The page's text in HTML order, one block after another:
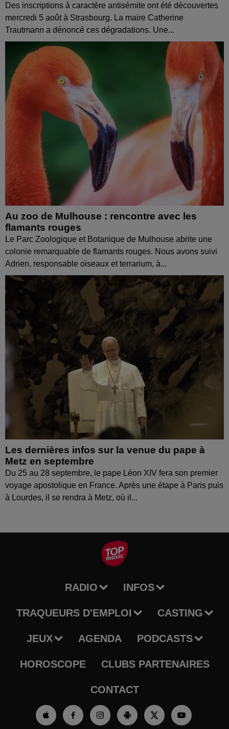
Des inscriptions à caractère antisémite ont été découvertes
mercredi 5 août à Strasbourg. La maire Catherine
Trautmann a dénoncé ces dégradations. Une...
Au zoo de Mulhouse : rencontre avec les
flamants rouges
Le Parc Zoologique et Botanique de Mulhouse abrite une
colonie remarquable de flamants rouges. Nous avons suivi
Adrien, responsable oiseaux et terrarium, à...
Les dernières infos sur la venue du pape à
Metz en septembre
Du 25 au 28 septembre, le pape Léon XIV fera son premier
voyage apostolique en France. Après une étape à Paris puis
à Lourdes, il se rendra à Metz, où il...
RADIO INFOS
TRAQUEURS D'EMPLOI CASTING
JEUX AGENDA PODCASTS
HOROSCOPE CLUBS PARTENAIRES
CONTACT